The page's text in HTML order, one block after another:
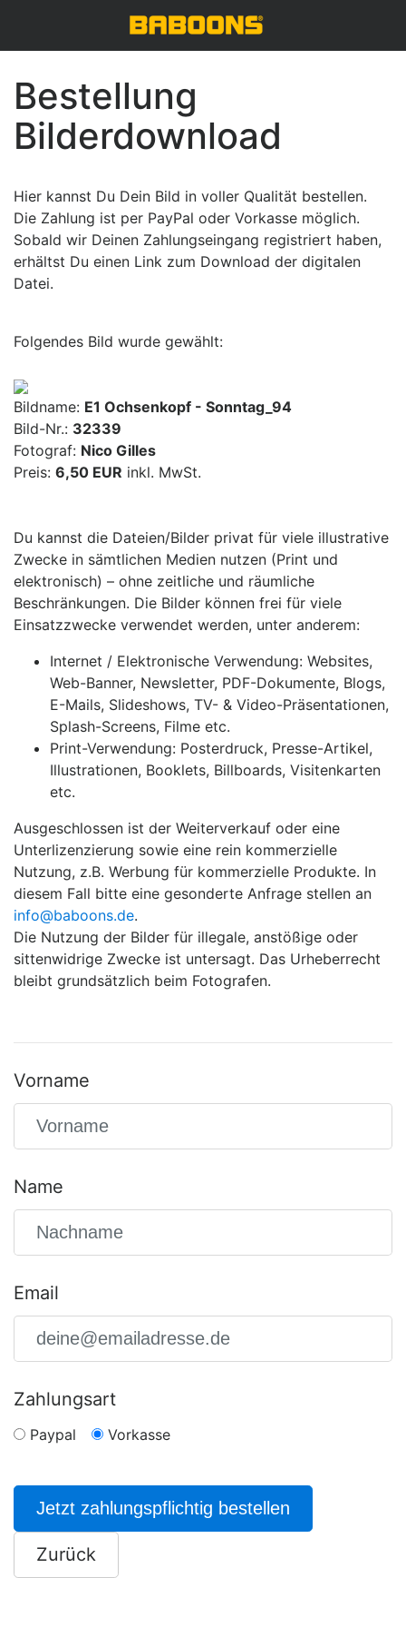
Bestellung
Bilderdownload
Hier kannst Du Dein Bild in voller Qualität bestellen.
Die Zahlung ist per PayPal oder Vorkasse möglich.
Sobald wir Deinen Zahlungseingang registriert haben,
erhältst Du einen Link zum Download der digitalen
Datei.
Folgendes Bild wurde gewählt:
Bildname: E1 Ochsenkopf - Sonntag_94
Bild-Nr.: 32339
Fotograf: Nico Gilles
Preis: 6,50 EUR inkl. MwSt.
Du kannst die Dateien/Bilder privat für viele illustrative
Zwecke in sämtlichen Medien nutzen (Print und
elektronisch) – ohne zeitliche und räumliche
Beschränkungen. Die Bilder können frei für viele
Einsatzzwecke verwendet werden, unter anderem:
Internet / Elektronische Verwendung: Websites,
Web-Banner, Newsletter, PDF-Dokumente, Blogs,
E-Mails, Slideshows, TV- & Video-Präsentationen,
Splash-Screens, Filme etc.
Print-Verwendung: Posterdruck, Presse-Artikel,
Illustrationen, Booklets, Billboards, Visitenkarten
etc.
Ausgeschlossen ist der Weiterverkauf oder eine
Unterlizenzierung sowie eine rein kommerzielle
Nutzung, z.B. Werbung für kommerzielle Produkte. In
diesem Fall bitte eine gesonderte Anfrage stellen an
info@baboons.de.
Die Nutzung der Bilder für illegale, anstößige oder
sittenwidrige Zwecke ist untersagt. Das Urheberrecht
bleibt grundsätzlich beim Fotografen.
Vorname
Name
Email
Zahlungsart
Paypal Vorkasse
Jetzt zahlungspflichtig bestellen
Zurück